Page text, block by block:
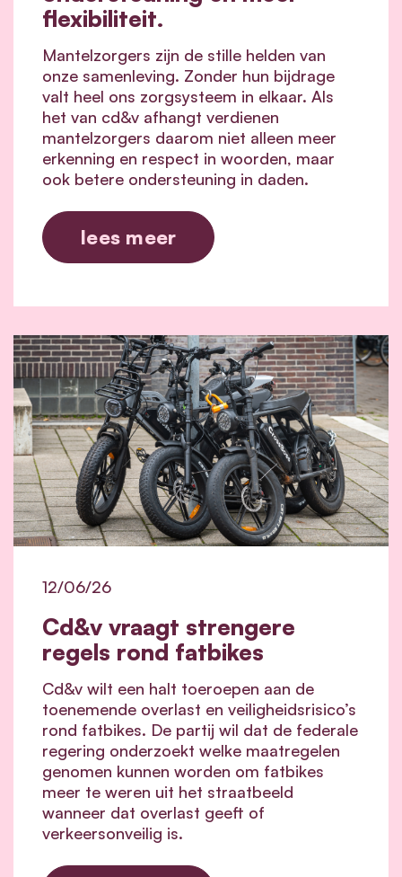
flexibiliteit.
Mantelzorgers zijn de stille helden van
onze samenleving. Zonder hun bijdrage
valt heel ons zorgsysteem in elkaar. Als
het van cd&v afhangt verdienen
mantelzorgers daarom niet alleen meer
erkenning en respect in woorden, maar
ook betere ondersteuning in daden.
lees meer
Cd&v vraagt strengere
regels rond fatbikes
12/06/26
Cd&v wilt een halt toeroepen aan de
toenemende overlast en veiligheidsrisico’s
rond fatbikes. De partij wil dat de federale
regering onderzoekt welke maatregelen
genomen kunnen worden om fatbikes
meer te weren uit het straatbeeld
wanneer dat overlast geeft of
verkeersonveilig is.